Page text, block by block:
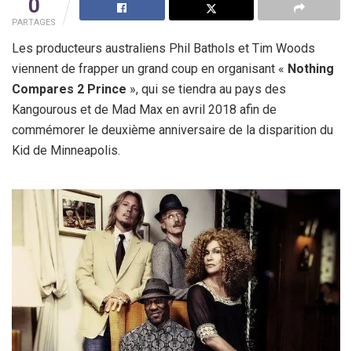
0
PARTAGES
Les producteurs australiens Phil Bathols et Tim Woods
viennent de frapper un grand coup en organisant « Nothing
Compares 2 Prince », qui se tiendra au pays des
Kangourous et de Mad Max en avril 2018 afin de
commémorer le deuxième anniversaire de la disparition du
Kid de Minneapolis.